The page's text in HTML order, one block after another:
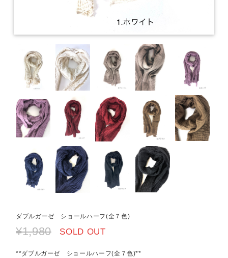
ダブルガーゼ ショールハーフ(全７色)
¥1,980 SOLD OUT
**ダブルガーゼ ショールハーフ(全７色)**